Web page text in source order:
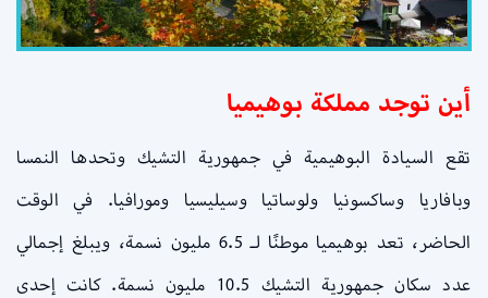
أين توجد مملكة بوهيميا
تقع السيادة البوهيمية في جمهورية التشيك وتحدها النمسا
وبافاريا وساكسونيا ولوساتيا وسيليسيا ومورافيا. في الوقت
الحاضر، تعد بوهيميا موطنًا لـ 6.5 مليون نسمة، ويبلغ إجمالي
عدد سكان جمهورية التشيك 10.5 مليون نسمة. كانت إحدى